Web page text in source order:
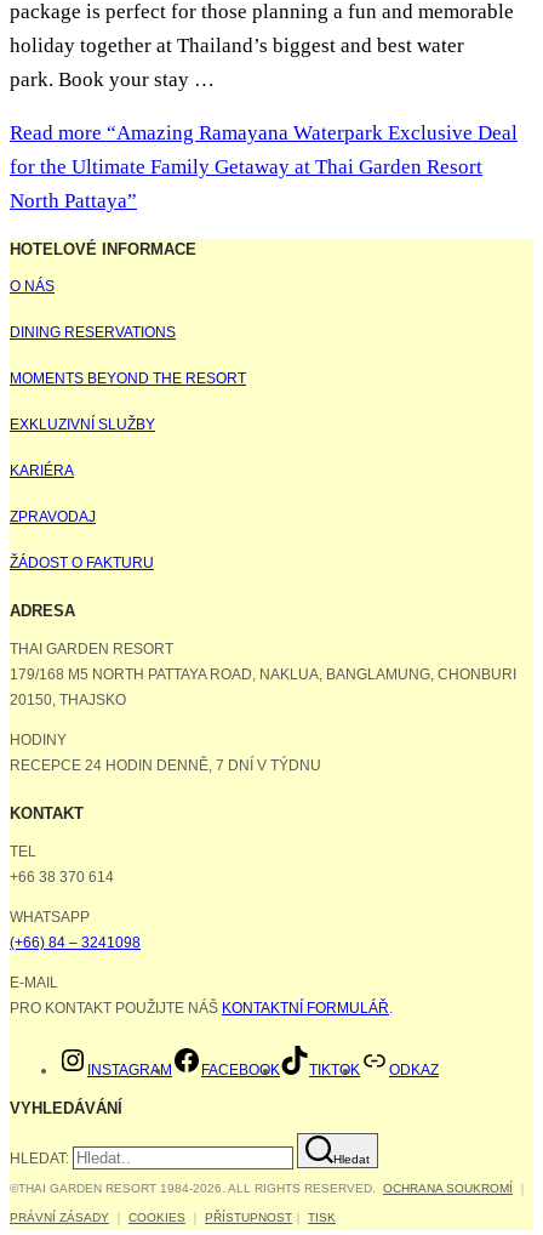
package is perfect for those planning a fun and memorable
holiday together at Thailand’s biggest and best water
park. Book your stay …
Read more “Amazing Ramayana Waterpark Exclusive Deal
for the Ultimate Family Getaway at Thai Garden Resort
North Pattaya”
HOTELOVÉ INFORMACE
O NÁS
DINING RESERVATIONS
MOMENTS BEYOND THE RESORT
EXKLUZIVNÍ SLUŽBY
KARIÉRA
ZPRAVODAJ
ŽÁDOST O FAKTURU
ADRESA
THAI GARDEN RESORT
179/168 M5 NORTH PATTAYA ROAD, NAKLUA, BANGLAMUNG, CHONBURI
20150, THAJSKO
HODINY
RECEPCE 24 HODIN DENNĚ, 7 DNÍ V TÝDNU
KONTAKT
TEL
+66 38 370 614
WHATSAPP
(+66) 84 – 3241098
E-MAIL
PRO KONTAKT POUŽIJTE NÁŠ KONTAKTNÍ FORMULÁŘ.
INSTAGRAM FACEBOOK TIKTOK ODKAZ
VYHLEDÁVÁNÍ
HLEDAT: Hledat
©THAI GARDEN RESORT 1984-2026. ALL RIGHTS RESERVED. OCHRANA SOUKROMÍ
PRÁVNÍ ZÁSADY COOKIES PŘÍSTUPNOST TISK